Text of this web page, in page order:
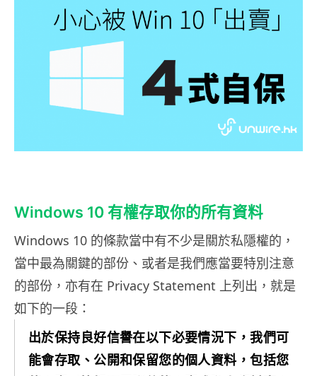
Windows 10 有權存取你的所有資料
Windows 10 的條款當中有不少是關於私隱權的，
當中最為關鍵的部份、或者是我們應當要特別注意
的部份，亦有在 Privacy Statement 上列出，就是
如下的一段：
出於保持良好信譽在以下必要情況下，我們可
能會存取、公開和保留您的個人資料，包括您